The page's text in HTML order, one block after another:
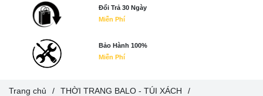
Trang chủ / THỜI TRANG BALO - TÚI XÁCH
/
Đổi Trả 30 Ngày
Miễn Phí
Bảo Hành 100%
Miễn Phí